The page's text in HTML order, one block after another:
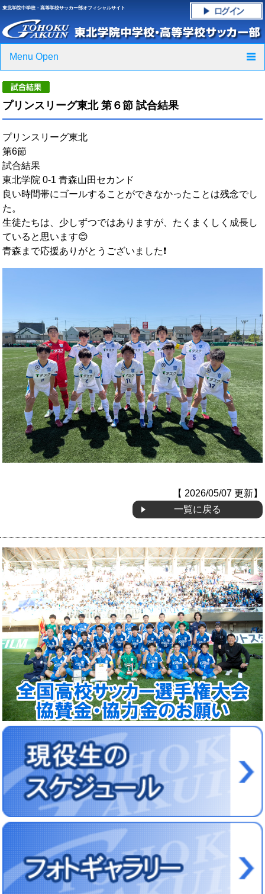
東北学院中学校・高等学校サッカー部オフィシャルサイト
Menu Open
ニュース
グラウンド・施設紹介
フォトギャラリー
応援グッズご案内
プリンスリーグ東北 第６節 試合結果
プリンスリーグ東北
第6節
試合結果
東北学院 0‐1 青森山田セカンド
良い時間帯にゴールすることができなかったことは残念でし
た。
生徒たちは、少しずつではありますが、たくまくしく成長し
ていると思います😊
青森まで応援ありがとうございました❗
【 2026/05/07 更新】
一覧に戻る